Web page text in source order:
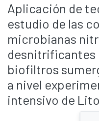
Aplicación de
estudio de las
microbianas
desnitrificantes
biofiltros
a nivel
intensivo de